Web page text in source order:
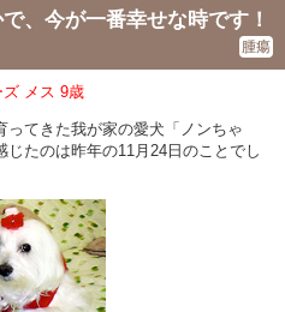
、今が一番幸せな時です！
腫瘍
メス 9歳
ってきた我が家の愛犬「ノンちゃ
たのは昨年の11月24日のことでし